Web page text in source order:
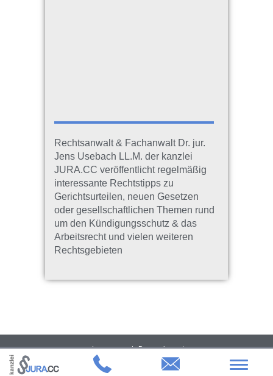
Rechtsanwalt & Fachanwalt Dr. jur.
Jens Usebach LL.M. der kanzlei
JURA.CC veröffentlicht regelmäßig
interessante Rechtstipps zu
Gerichtsurteilen, neuen Gesetzen
oder gesellschaftlichen Themen rund
um den Kündigungsschutz & das
Arbeitsrecht und vielen weiteren
Rechtsgebieten
Impressum
Datenschutz
kanzlei JURA.CC | Dr. jur. Jens Usebach LL.M. Rechtsanwalt & Fachanwalt für
Arbeitsrecht | Heumarkt 50 | 50667 Köln
Toggle